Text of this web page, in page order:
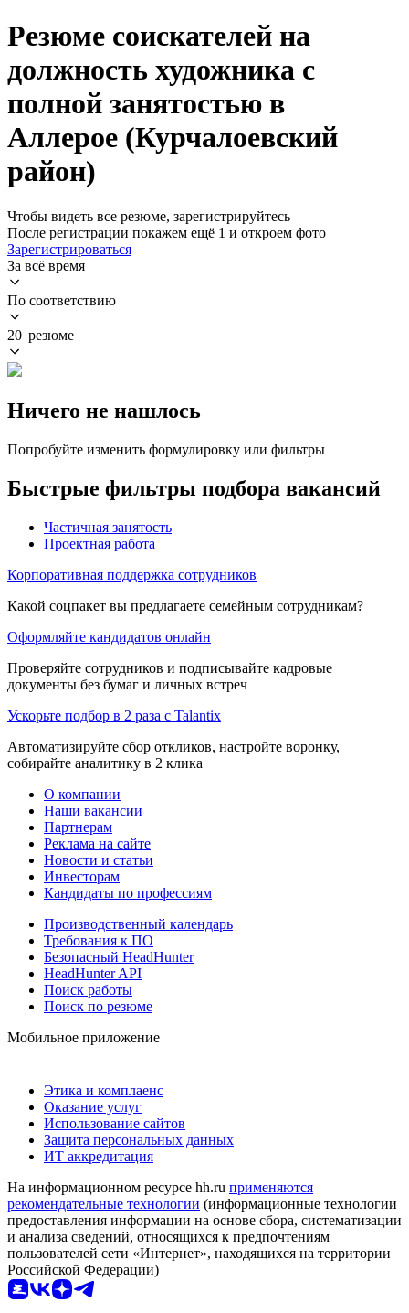
Резюме соискателей на
должность художника с
полной занятостью в
Аллерое (Курчалоевский
район)
Чтобы видеть все резюме, зарегистрируйтесь
После регистрации покажем ещё 1 и откроем фото
Зарегистрироваться
За всё время
По соответствию
20 резюме
Ничего не нашлось
Попробуйте изменить формулировку или фильтры
Быстрые фильтры подбора вакансий
Частичная занятость
Проектная работа
Корпоративная поддержка сотрудников
Какой соцпакет вы предлагаете семейным сотрудникам?
Оформляйте кандидатов онлайн
Проверяйте сотрудников и подписывайте кадровые
документы без бумаг и личных встреч
Ускорьте подбор в 2 раза с Talantix
Автоматизируйте сбор откликов, настройте воронку,
собирайте аналитику в 2 клика
О компании
Наши вакансии
Партнерам
Реклама на сайте
Новости и статьи
Инвесторам
Кандидаты по профессиям
Производственный календарь
Требования к ПО
Безопасный HeadHunter
HeadHunter API
Поиск работы
Поиск по резюме
Мобильное приложение
Этика и комплаенс
Оказание услуг
Использование сайтов
Защита персональных данных
ИТ аккредитация
На информационном ресурсе hh.ru применяются
рекомендательные технологии (информационные технологии
предоставления информации на основе сбора, систематизации
и анализа сведений, относящихся к предпочтениям
пользователей сети «Интернет», находящихся на территории
Российской Федерации)